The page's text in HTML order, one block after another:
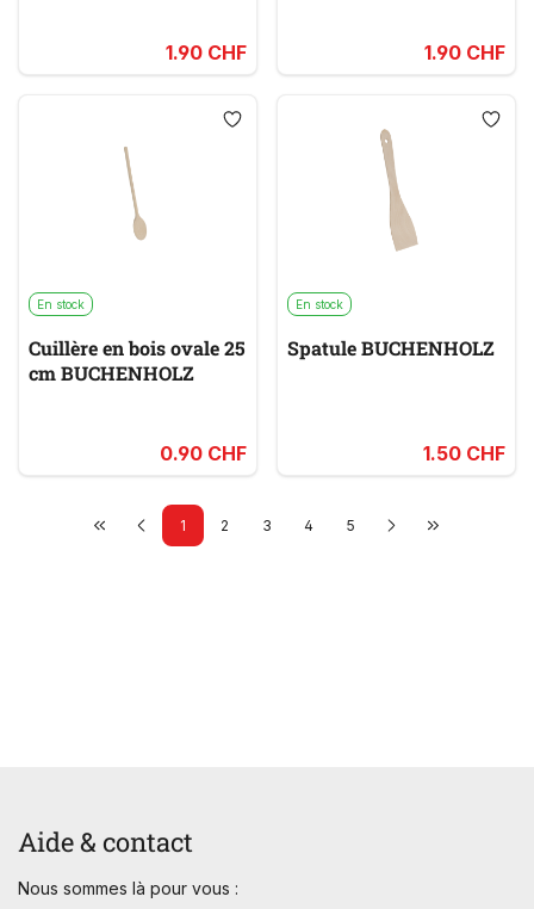
1.90 CHF 1.90 CHF
En stock
Cuillère en bois ovale 25
cm BUCHENHOLZ
0.90 CHF
En stock
Spatule BUCHENHOLZ
1.50 CHF
1 2 3 4 5
Aide & contact
Nous sommes là pour vous :